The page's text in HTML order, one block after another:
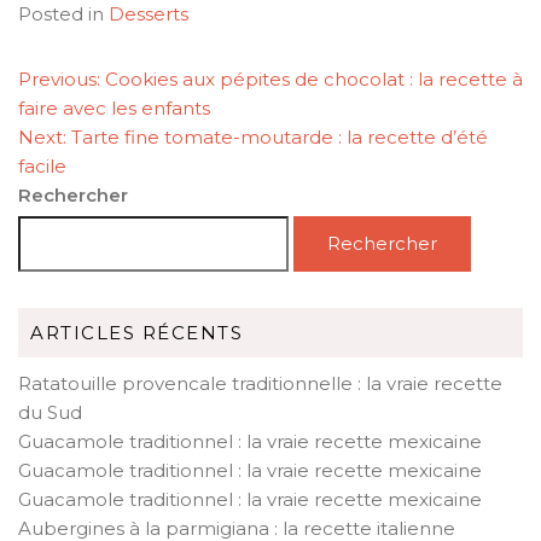
Posted in Desserts
NAVIGATION
DE
L’ARTICLE
Previous: Cookies aux pépites de chocolat : la recette à
faire avec les enfants
Next: Tarte fine tomate-moutarde : la recette d’été
facile
Rechercher
Rechercher
ARTICLES RÉCENTS
Ratatouille provencale traditionnelle : la vraie recette
du Sud
Guacamole traditionnel : la vraie recette mexicaine
Guacamole traditionnel : la vraie recette mexicaine
Guacamole traditionnel : la vraie recette mexicaine
Aubergines à la parmigiana : la recette italienne